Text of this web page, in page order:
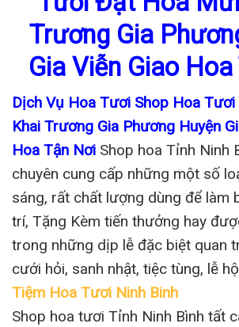
Trương Gia
Gia Viễn Giao
Dịch Vụ Hoa Tươi Shop Hoa
Khai Trương Gia Phương Huyện
Hoa Tận Nơi Shop hoa Tỉnh Ninh
chuyên cung cấp những một số
sáng, rất chất lượng dùng để làm
trí, Tặng Kèm tiến thưởng hay
trong những dịp lễ đặc biệt quan
cưới hỏi, sanh nhật, tiệc tùng, lễ
Tiệm Hoa Tươi Ninh Binh
Shop hoa tươi Tỉnh Ninh Bình tất